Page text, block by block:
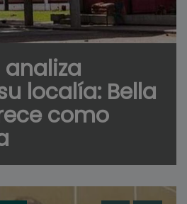
analiza
localía: Bella
como